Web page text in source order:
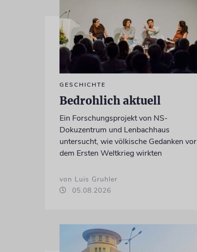
GESCHICHTE
Bedrohlich aktuell
Ein Forschungsprojekt von NS-
Dokuzentrum und Lenbachhaus
untersucht, wie völkische Gedanken vor
dem Ersten Weltkrieg wirkten
von Luis Gruhler
05.08.2026